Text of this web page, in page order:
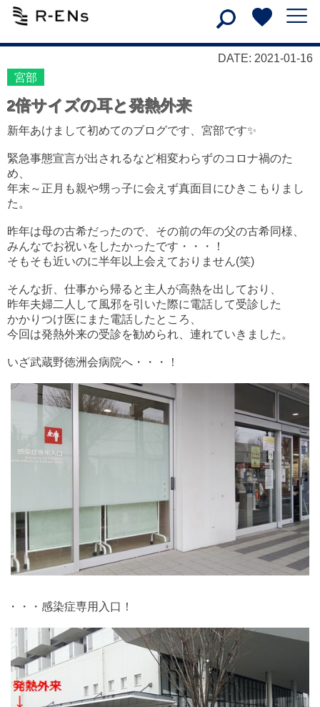
DATE: 2021-01-16
宮部
2倍サイズの耳と発熱外来
新年あけまして初めてのブログです、宮部です✨
緊急事態宣言が出されるなど相変わらずのコロナ禍のた
め、
年末～正月も親や甥っ子に会えず真面目にひきこもりまし
た。
昨年は母の古希だったので、その前の年の父の古希同様、
みんなでお祝いをしたかったです・・・！
そもそも近いのに半年以上会えておりません(笑)
そんな折、仕事から帰ると主人が高熱を出しており、
昨年夫婦二人して風邪を引いた際に電話して受診した
かかりつけ医にまた電話したところ、
今回は発熱外来の受診を勧められ、連れていきました。
いざ武蔵野徳洲会病院へ・・・！
・・・感染症専用入口！